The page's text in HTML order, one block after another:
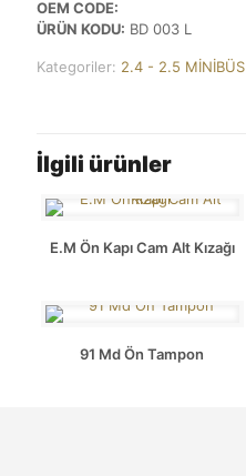
OEM CODE:
ÜRÜN KODU: BD 003 L
Kategoriler: 2.4 - 2.5 MİNİBÜS
İlgili ürünler
E.M Ön Kapı Cam Alt Kızağı
91 Md Ön Tampon